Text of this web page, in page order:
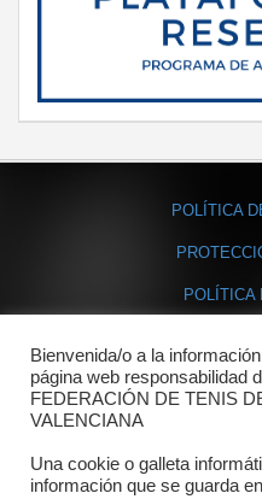
POLÍTICA
POLÍTICA
Directorio
Bienvenida/o a la
página web responsabilidad
FEDERACIÓN DE TENIS
VALENCIANA
Una cookie o galleta
información que se guarda